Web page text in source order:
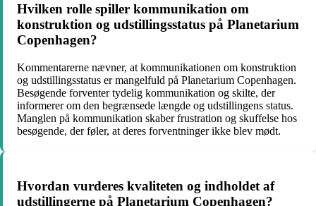
Hvilken rolle spiller kommunikation om
konstruktion og udstillingsstatus på Planetarium
Copenhagen?
Kommentarerne nævner, at kommunikationen om konstruktion
og udstillingsstatus er mangelfuld på Planetarium Copenhagen.
Besøgende forventer tydelig kommunikation og skilte, der
informerer om den begrænsede længde og udstillingens status.
Manglen på kommunikation skaber frustration og skuffelse hos
besøgende, der føler, at deres forventninger ikke blev mødt.
Hvordan vurderes kvaliteten og indholdet af
udstillingerne på Planetarium Copenhagen?